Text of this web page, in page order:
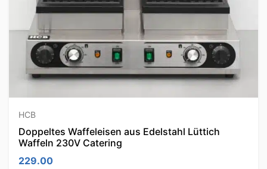
HCB
Doppeltes Waffeleisen aus Edelstahl Lüttich
Waffeln 230V Catering
229.00